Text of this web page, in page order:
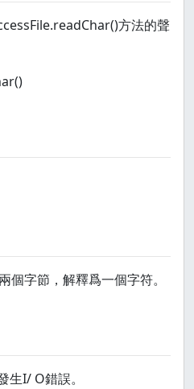
方法的聲
個字節，解釋爲一個字符。
I/ O錯誤。